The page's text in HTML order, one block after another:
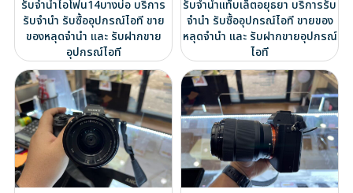
รับจำนำไอโฟน14บางบ่อ บริการ
รับจำนำ รับซื้ออุปกรณ์ไอที ขาย
ของหลุดจำนำ และ รับฝากขาย
อุปกรณ์ไอที
รับจำนำแท็บเล็ตอยุธยา บริการรับ
จำนำ รับซื้ออุปกรณ์ไอที ขายของ
หลุดจำนำ และ รับฝากขายอุปกรณ์
ไอที